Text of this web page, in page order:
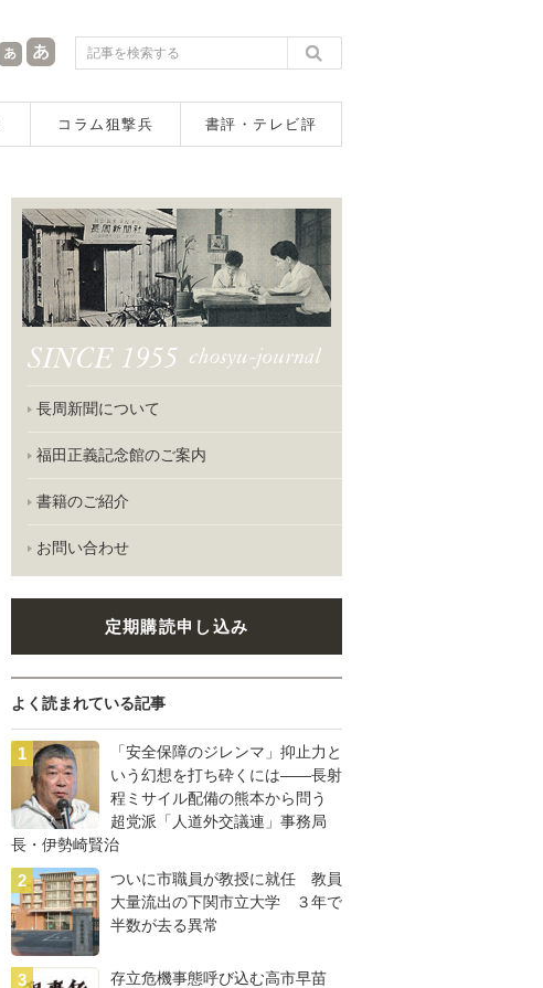
コラム狙撃兵 書評・テレビ評
長周新聞について
福田正義記念館のご案内
書籍のご紹介
お問い合わせ
定期購読申し込み
よく読まれている記事
「安全保障のジレンマ」抑止力と
いう幻想を打ち砕くには――長射
程ミサイル配備の熊本から問う
超党派「人道外交議連」事務局
長・伊勢崎賢治
ついに市職員が教授に就任 教員
大量流出の下関市立大学 ３年で
半数が去る異常
存立危機事態呼び込む高市早苗